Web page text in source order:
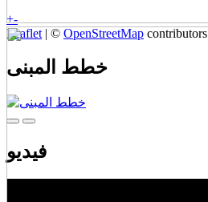
+-
Leaflet | © OpenStreetMap contributors
خطط المبنى
فيديو